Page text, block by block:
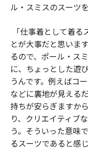
ル・スミスのスーツ
「仕事着として着
とが大事だと思いま
るので、ポール・ス
に、ちょっとした遊
うんです。例えばコ
などに裏地が見える
持ちが安らぎますか
り、クリエイティブ
う。そういった意味
るスーツであると感じ